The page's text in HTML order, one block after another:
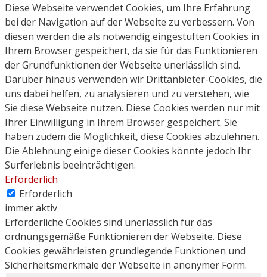
Diese Webseite verwendet Cookies, um Ihre Erfahrung
bei der Navigation auf der Webseite zu verbessern. Von
diesen werden die als notwendig eingestuften Cookies in
Ihrem Browser gespeichert, da sie für das Funktionieren
der Grundfunktionen der Webseite unerlässlich sind.
Darüber hinaus verwenden wir Drittanbieter-Cookies, die
uns dabei helfen, zu analysieren und zu verstehen, wie
Sie diese Webseite nutzen. Diese Cookies werden nur mit
Ihrer Einwilligung in Ihrem Browser gespeichert. Sie
haben zudem die Möglichkeit, diese Cookies abzulehnen.
Die Ablehnung einige dieser Cookies könnte jedoch Ihr
Surferlebnis beeinträchtigen.
Erforderlich
Erforderlich
immer aktiv
Erforderliche Cookies sind unerlässlich für das
ordnungsgemäße Funktionieren der Webseite. Diese
Cookies gewährleisten grundlegende Funktionen und
Sicherheitsmerkmale der Webseite in anonymer Form.